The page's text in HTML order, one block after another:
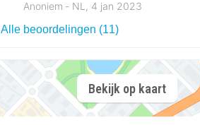
Anoniem ‐ NL, 4 jan 2023
Alle beoordelingen (11)
Bekijk op kaart